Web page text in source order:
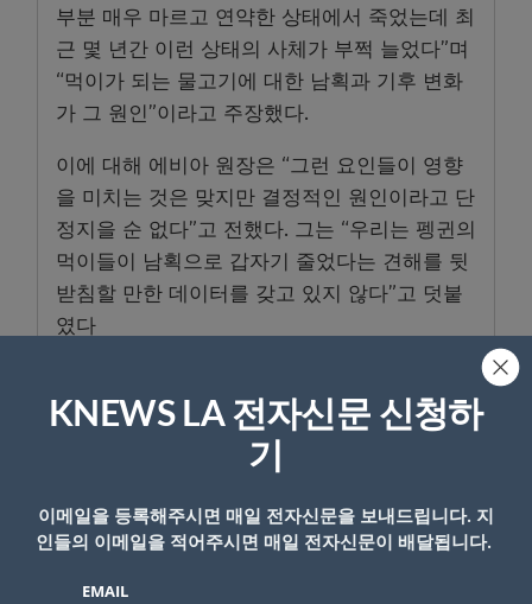
부분 매우 마르고 연약한 상태에서 죽었는데 최
근 몇 년간 이런 상태의 사체가 부쩍 늘었다”며
“먹이가 되는 물고기에 대한 남획과 기후 변화
가 그 원인”이라고 주장했다.
이에 대해 에비아 원장은 “그런 요인들이 영향
을 미치는 것은 맞지만 결정적인 원인이라고 단
정지을 순 없다”고 전했다. 그는 “우리는 펭귄의
먹이들이 남획으로 갑자기 줄었다는 견해를 뒷
받침할 만한 데이터를 갖고 있지 않다”고 덧붙
였다
- Copyright © KNEWSLA.COM, 무단 전재 및 재배포 금지
KNEWS LA 전자신문 신청하
기
이메일을 등록해주시면 매일 전자신문을 보내드립니다. 지
인들의 이메일을 적어주시면 매일 전자신문이 배달됩니다.
EMAIL